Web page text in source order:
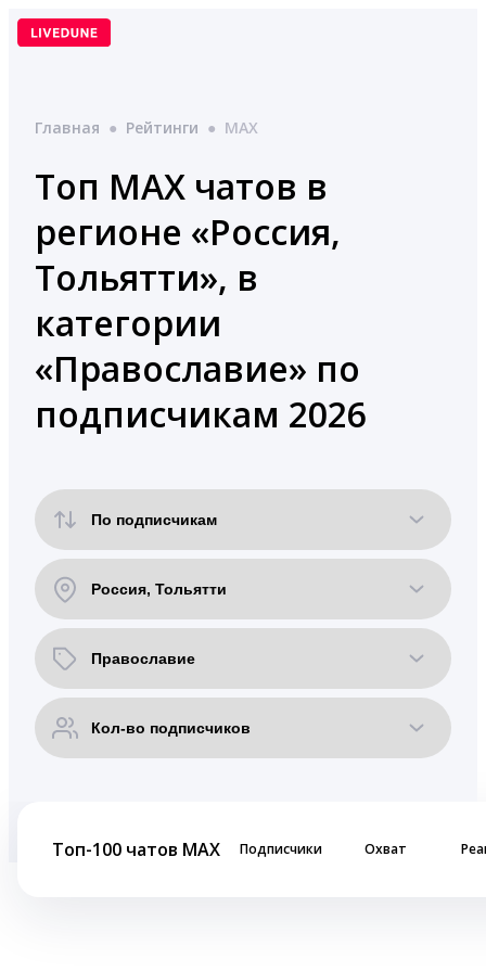
Перейти
Главная ● Рейтинги ● MAX
Топ MAX чатов в
регионе «Россия,
Тольятти», в
категории
«Православие» по
подписчикам 2026
Топ-100 чатов MAX Подписчики Охват